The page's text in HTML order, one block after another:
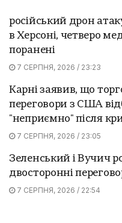
російський дрон
в Херсоні, четверо
поранені
7 СЕРПНЯ, 2026 / 23:23
Карні заявив, що
переговори з США
"неприємно" після
7 СЕРПНЯ, 2026 / 23:05
Зеленський і Вучич
двосторонні
7 СЕРПНЯ, 2026 / 22:54